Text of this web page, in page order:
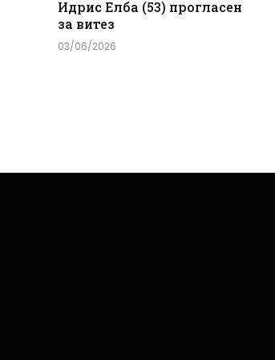
Идрис Елба (53) прогласен
за витез
03/06/2026